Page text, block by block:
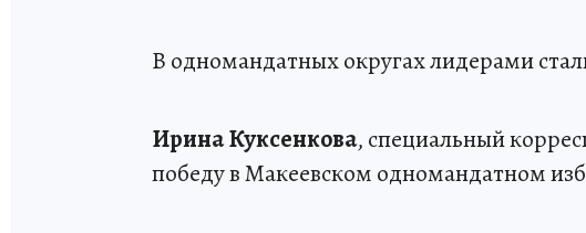
В одномандатных округах лидерами
Ирина Куксенкова, специальный
победу в Макеевском одномандатном